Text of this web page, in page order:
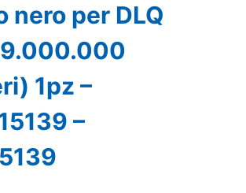
nero per DLQ
1pz –
–